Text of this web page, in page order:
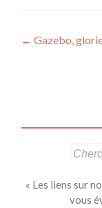
← Gazebo,
« Les liens sur
vous